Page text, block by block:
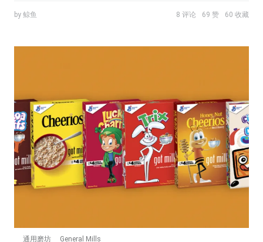
by 鲸鱼 8 评论 69 赞 60 收藏
通用磨坊 General Mills